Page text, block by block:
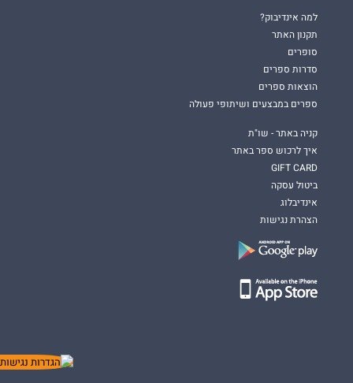
למה אינדיבוק?
תקנון האתר
סופרים
סדרות ספרים
הוצאות ספרים
ספרים במבצעים ושיתופי פעולה
קניה באתר - שו"ת
איך לרכוש ספר באתר
GIFT CARD
ביטול עסקה
אינדיבלוג
הצהרת נגישות